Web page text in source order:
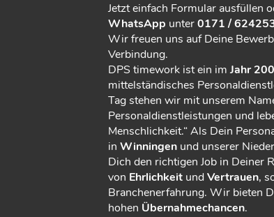
Jetzt einfach Formular ausfüllen
WhatsApp unter0171 /
Wir freuen uns auf Deine
Verbindung.
DPS timework ist ein im Jahr
mittelständisches
Tag stehen wir mit unserem
Personaldienstleistungen und
Menschlichkeit.“ Als Dein
in Winningen und unserer
Dich den richtigen Job in Deiner
von Ehrlichkeit und Vertrauen,
Branchenerfahrung. Wir bieten
hohen Übernahmechancen.